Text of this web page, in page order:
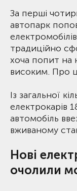
За перші
автопарк
традиційно
хоча попит на
високим. Про
Із загальної
електрокарів
автомобіль
вживаному
Нові
очолили